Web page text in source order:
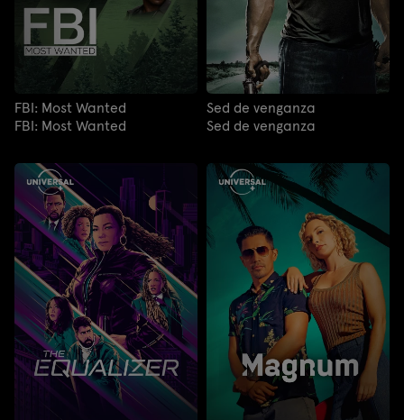
FBI: Most Wanted
FBI: Most Wanted
Sed de venganza
Sed de venganza